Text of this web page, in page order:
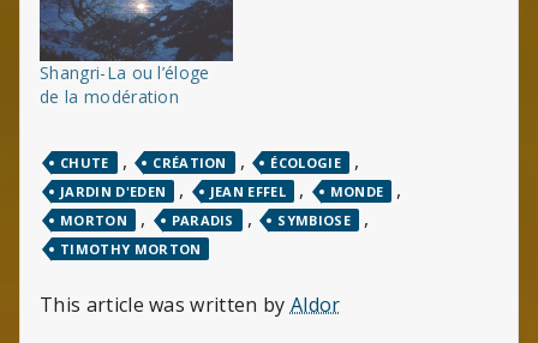
Shangri-La ou l’éloge
de la modération
CHUTE , CRÉATION , ÉCOLOGIE ,
JARDIN D'EDEN , JEAN EFFEL , MONDE ,
MORTON , PARADIS , SYMBIOSE ,
TIMOTHY MORTON
This article was written by Aldor